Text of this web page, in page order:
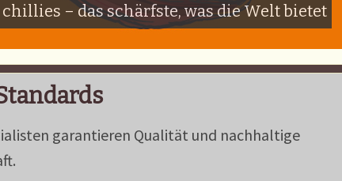
chillies – das schärfste, was die Welt bietet
garantieren Qualität und nachhaltige